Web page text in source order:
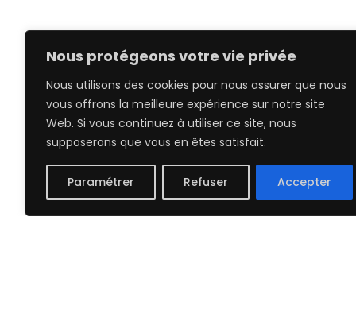
Nous protégeons votre vie privée
Nous utilisons des cookies pour nous assurer que nous
vous offrons la meilleure expérience sur notre site
Web. Si vous continuez à utiliser ce site, nous
supposerons que vous en êtes satisfait.
Paramétrer Refuser Accepter